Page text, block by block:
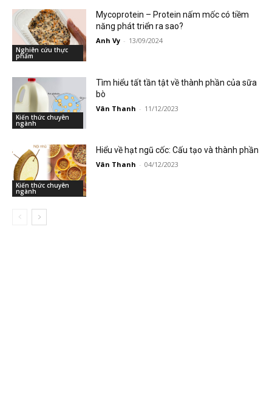
Nghiên cứu thực
phẩm
Mycoprotein – Protein nấm mốc có tiềm
năng phát triển ra sao?
Anh Vy - 13/09/2024
Kiến thức chuyên
ngành
Tìm hiểu tất tần tật về thành phần của sữa
bò
Vân Thanh - 11/12/2023
Kiến thức chuyên
ngành
Hiểu về hạt ngũ cốc: Cấu tạo và thành phần
Vân Thanh - 04/12/2023